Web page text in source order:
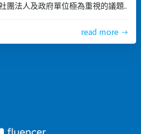
團法人及政府單位極為重視的議題..
read more